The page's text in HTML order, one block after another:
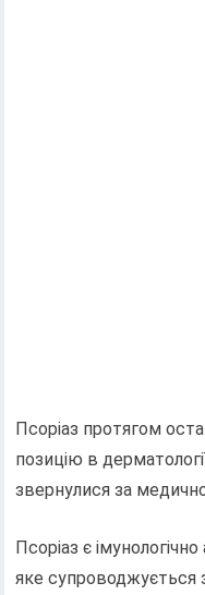
Псоріаз протягом
позицію в
звернулися за
Псоріаз є
яке супроводжується